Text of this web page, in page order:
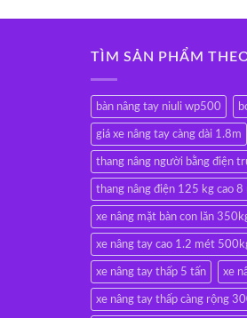
TÌM SẢN PHẨM
bàn nâng tay niuli wp500
giá xe nâng tay càng dài 1.8m
thang nâng người bằng điện
thang nâng điện 125 kg cao 8
xe nâng mặt bàn con lăn
xe nâng tay cao 1.2 mét
xe nâng tay thấp 5 tấn xe
xe nâng tay thấp càng rộng